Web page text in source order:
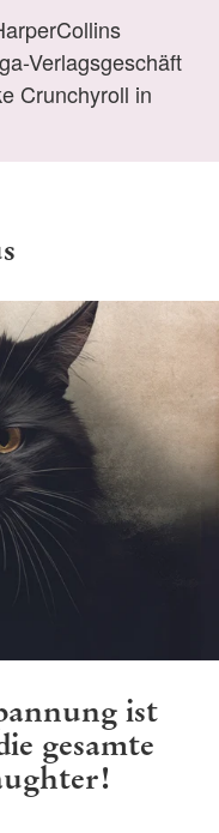
Verlagsgeschäft
Crunchyroll in
ist
gesamte